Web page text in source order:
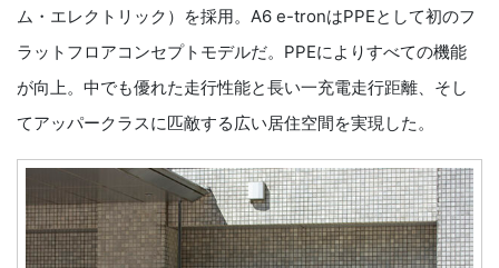
ム・エレクトリック）を採用。A6 e-tronはPPEとして初のフ
ラットフロアコンセプトモデルだ。PPEによりすべての機能
が向上。中でも優れた走行性能と長い一充電走行距離、そし
てアッパークラスに匹敵する広い居住空間を実現した。